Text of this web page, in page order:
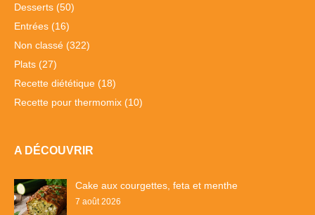
Desserts (50)
Entrées (16)
Non classé (322)
Plats (27)
Recette diététique (18)
Recette pour thermomix (10)
A DÉCOUVRIR
Cake aux courgettes, feta et menthe
7 août 2026